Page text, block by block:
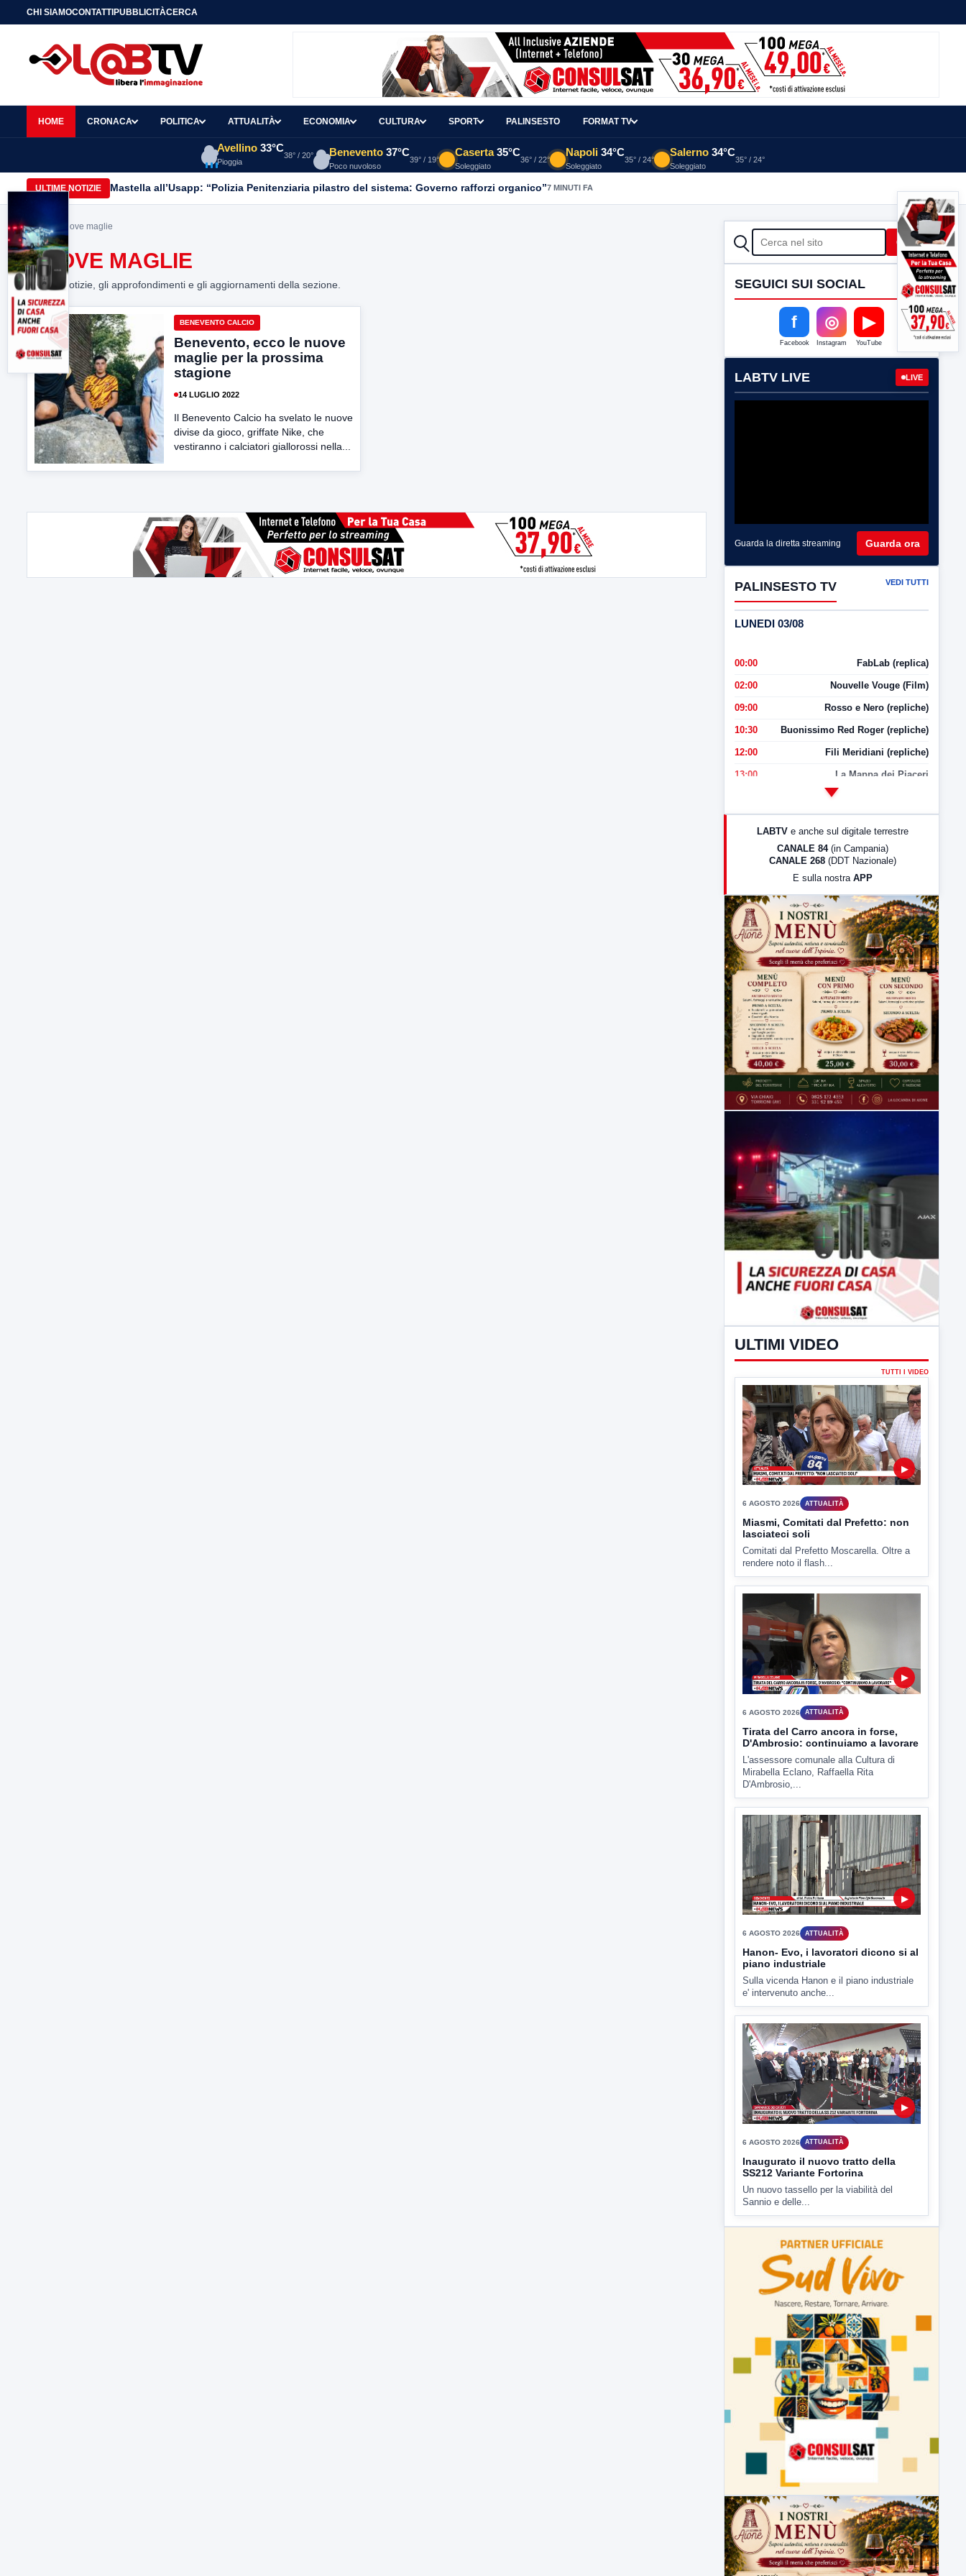
CHI SIAMOCONTATTIPUBBLICITÀCERCA
HOME CRONACA POLITICA ATTUALITÀ ECONOMIA CULTURA SPORT PALINSESTO FORMAT TV
Avellino 33°C
Pioggia
38° / 20° Benevento 37°C
Poco nuvoloso
39° / 19°
Caserta 35°C
Soleggiato
36° / 22°
Napoli 34°C
Soleggiato
35° / 24°
Salerno 34°C
Soleggiato
35° / 24°
ULTIME NOTIZIE Mastella all’Usapp: “Polizia Penitenziaria pilastro del sistema: Governo rafforzi organico”7 MINUTI FA
Home> nuove maglie
NUOVE MAGLIE
Tutte le notizie, gli approfondimenti e gli aggiornamenti della sezione.
BENEVENTO CALCIO
Benevento, ecco le nuove
maglie per la prossima
stagione
14 LUGLIO 2022
Il Benevento Calcio ha svelato le nuove
divise da gioco, griffate Nike, che
vestiranno i calciatori giallorossi nella...
CERCA Cerca
SEGUICI SUI SOCIAL
f
Facebook
◎
Instagram
▶
YouTube
LABTV LIVE LIVE
Guarda la diretta streaming Guarda ora
PALINSESTO TV VEDI TUTTI
LUNEDI 03/08
00:00 FabLab (replica)
02:00 Nouvelle Vouge (Film)
09:00 Rosso e Nero (repliche)
10:30 Buonissimo Red Roger (repliche)
12:00 Fili Meridiani (repliche)
13:00 La Mappa dei Piaceri
LabNews (Diretta)
23:00 LabNews (replica)
LABTV e anche sul digitale terrestre
CANALE 84 (in Campania)
CANALE 268 (DDT Nazionale)
E sulla nostra APP
ULTIMI VIDEO
TUTTI I VIDEO
▶
6 AGOSTO 2026
Miasmi, Comitati dal Prefetto: non
lasciateci soli
Comitati dal Prefetto Moscarella. Oltre a
rendere noto il flash...
6 AGOSTO 2026 ATTUALITÀ
Tirata del Carro ancora in forse,
D'Ambrosio: continuiamo a lavorare
L'assessore comunale alla Cultura di
Mirabella Eclano, Raffaella Rita
D'Ambrosio,...
▶
6 AGOSTO 2026 ATTUALITÀ
Hanon- Evo, i lavoratori dicono si al
piano industriale
Sulla vicenda Hanon e il piano industriale
e' intervenuto anche...
▶
6 AGOSTO 2026 ATTUALITÀ
Inaugurato il nuovo tratto della
SS212 Variante Fortorina
Un nuovo tassello per la viabilità del
Sannio e delle...